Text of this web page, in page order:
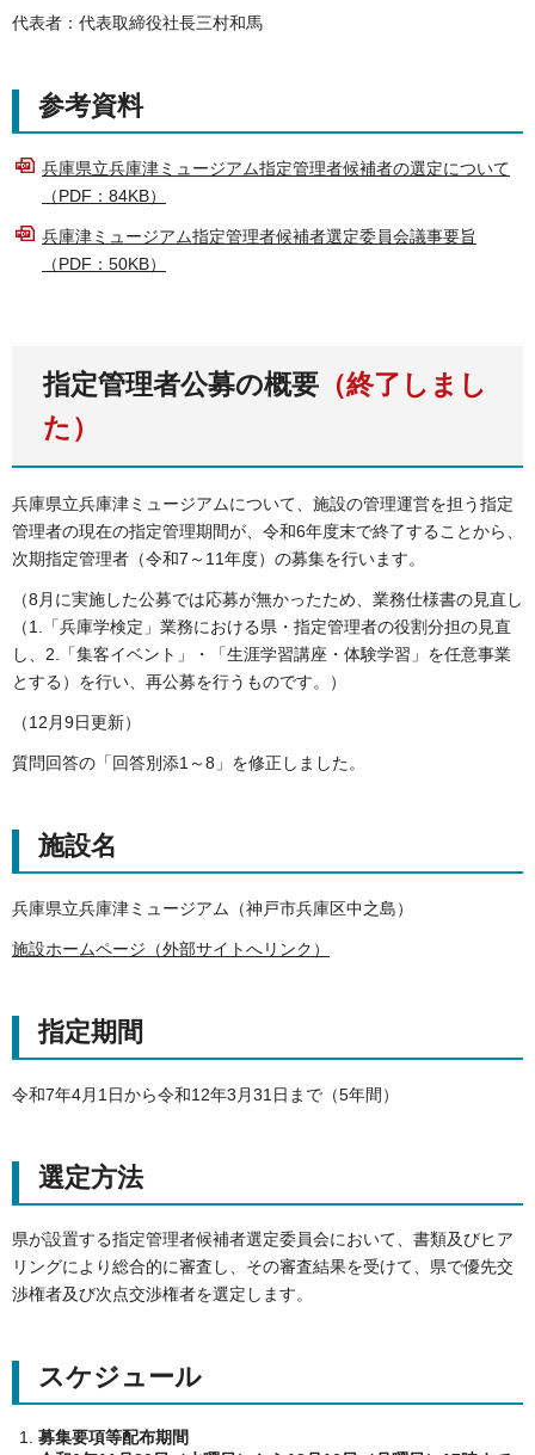
代表者：代表取締役社長三村和馬
参考資料
兵庫県立兵庫津ミュージアム指定管理者候補者の選定について
（PDF：84KB）
兵庫津ミュージアム指定管理者候補者選定委員会議事要旨
（PDF：50KB）
指定管理者公募の概要 （終了しまし
た）
兵庫県立兵庫津ミュージアムについて、施設の管理運営を担う指定
管理者の現在の指定管理期間が、令和6年度末で終了することから、
次期指定管理者（令和7～11年度）の募集を行います。
（8月に実施した公募では応募が無かったため、業務仕様書の見直し
（1.「兵庫学検定」業務における県・指定管理者の役割分担の見直
し、2.「集客イベント」・「生涯学習講座・体験学習」を任意事業
とする）を行い、再公募を行うものです。）
（12月9日更新）
質問回答の「回答別添1～8」を修正しました。
施設名
兵庫県立兵庫津ミュージアム（神戸市兵庫区中之島）
施設ホームページ（外部サイトへリンク）
指定期間
令和7年4月1日から令和12年3月31日まで（5年間）
選定方法
県が設置する指定管理者候補者選定委員会において、書類及びヒア
リングにより総合的に審査し、その審査結果を受けて、県で優先交
渉権者及び次点交渉権者を選定します。
スケジュール
募集要項等配布期間